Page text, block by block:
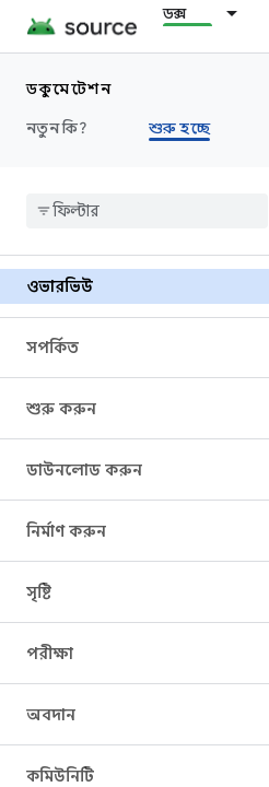
ডক্স
ডকুমেন্টেশন
নতুন কি?
শুরু হচ্ছে
ওভারভিউ
সম্পর্কিত
শুরু করুন
ডাউনলোড করুন
নির্মাণ করুন
সৃষ্টি
পরীক্ষা
অবদান
কমিউনিটি